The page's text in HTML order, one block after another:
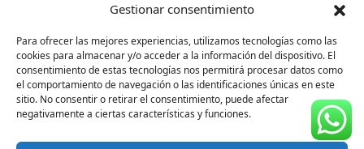
Gestionar consentimiento
Para ofrecer las mejores experiencias, utilizamos tecnologías como las
cookies para almacenar y/o acceder a la información del dispositivo. El
consentimiento de estas tecnologías nos permitirá procesar datos como
el comportamiento de navegación o las identificaciones únicas en este
sitio. No consentir o retirar el consentimiento, puede afectar
negativamente a ciertas características y funciones.
Contáctanos
Consulte nuestroAviso de privacidad
© Copyright 2026 ASUGMEX. Todos los derechos
reservados.